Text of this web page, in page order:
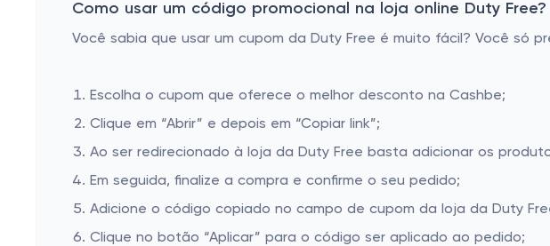
Como usar um código promocional na loja online Duty Free?
Você sabia que usar um cupom da Duty Free é muito fácil? Você só
Escolha o cupom que oferece o melhor desconto na Cashbe;
Clique em “Abrir” e depois em “Copiar link”;
Ao ser redirecionado à loja da Duty Free basta adicionar os
Em seguida, finalize a compra e confirme o seu pedido;
Adicione o código copiado no campo de cupom da loja da Duty
Clique no botão “Aplicar” para o código ser aplicado ao pedido;